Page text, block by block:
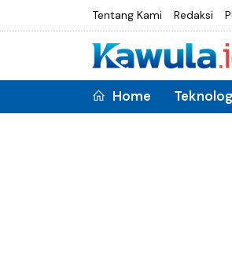
Tentang Kami Redaksi
Home